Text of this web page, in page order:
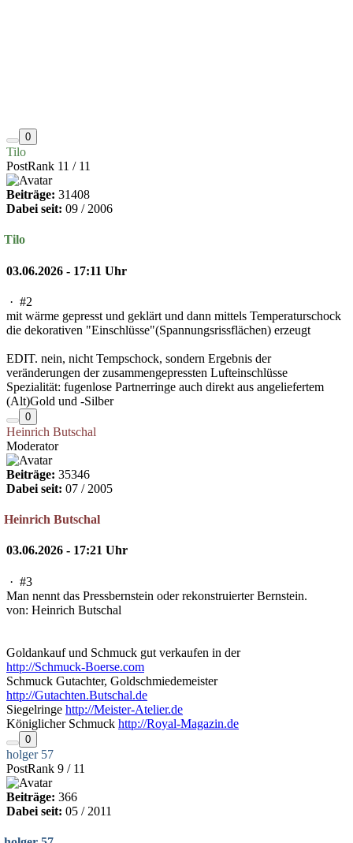
0
Tilo
PostRank 11 / 11
Beiträge: 31408
Dabei seit: 09 / 2006
Tilo
03.06.2026 - 17:11 Uhr
· #2
mit wärme gepresst und geklärt und dann mittels Temperaturschock
die dekorativen "Einschlüsse"(Spannungsrissflächen) erzeugt
EDIT. nein, nicht Tempschock, sondern Ergebnis der
veränderungen der zusammengepressten Lufteinschlüsse
Spezialität: fugenlose Partnerringe auch direkt aus angeliefertem
(Alt)Gold und -Silber
0
Heinrich Butschal
Moderator
Beiträge: 35346
Dabei seit: 07 / 2005
Heinrich Butschal
03.06.2026 - 17:21 Uhr
· #3
Man nennt das Pressbernstein oder rekonstruierter Bernstein.
von: Heinrich Butschal
Goldankauf und Schmuck gut verkaufen in der
http://Schmuck-Boerse.com
Schmuck Gutachter, Goldschmiedemeister
http://Gutachten.Butschal.de
Siegelringe http://Meister-Atelier.de
Königlicher Schmuck http://Royal-Magazin.de
0
holger 57
PostRank 9 / 11
Beiträge: 366
Dabei seit: 05 / 2011